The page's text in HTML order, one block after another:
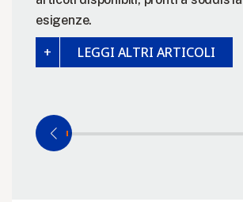
esigenze.
LEGGI ALTRI ARTICOLI